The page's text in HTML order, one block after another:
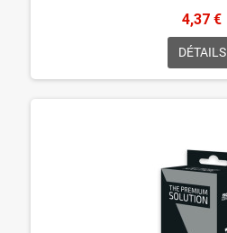
4,37 €
DÉTAILS